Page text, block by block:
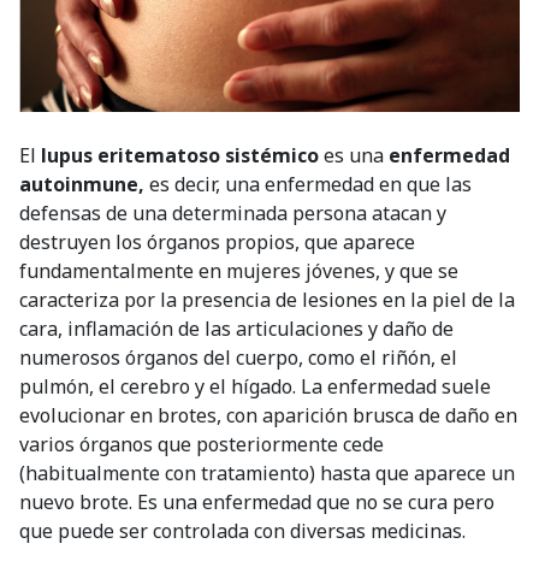
El lupus eritematoso sistémicoes una enfermedad
autoinmune, es decir, una enfermedad en que las
defensas de una determinada persona atacan y
destruyen los órganos propios, que aparece
fundamentalmente en mujeres jóvenes, y que se
caracteriza por la presencia de lesiones en la piel de la
cara, inflamación de las articulaciones y daño de
numerosos órganos del cuerpo, como el riñón, el
pulmón, el cerebro y el hígado. La enfermedad suele
evolucionar en brotes, con aparición brusca de daño en
varios órganos que posteriormente cede
(habitualmente con tratamiento) hasta que aparece un
nuevo brote. Es una enfermedad que no se cura pero
que puede ser controlada con diversas medicinas.